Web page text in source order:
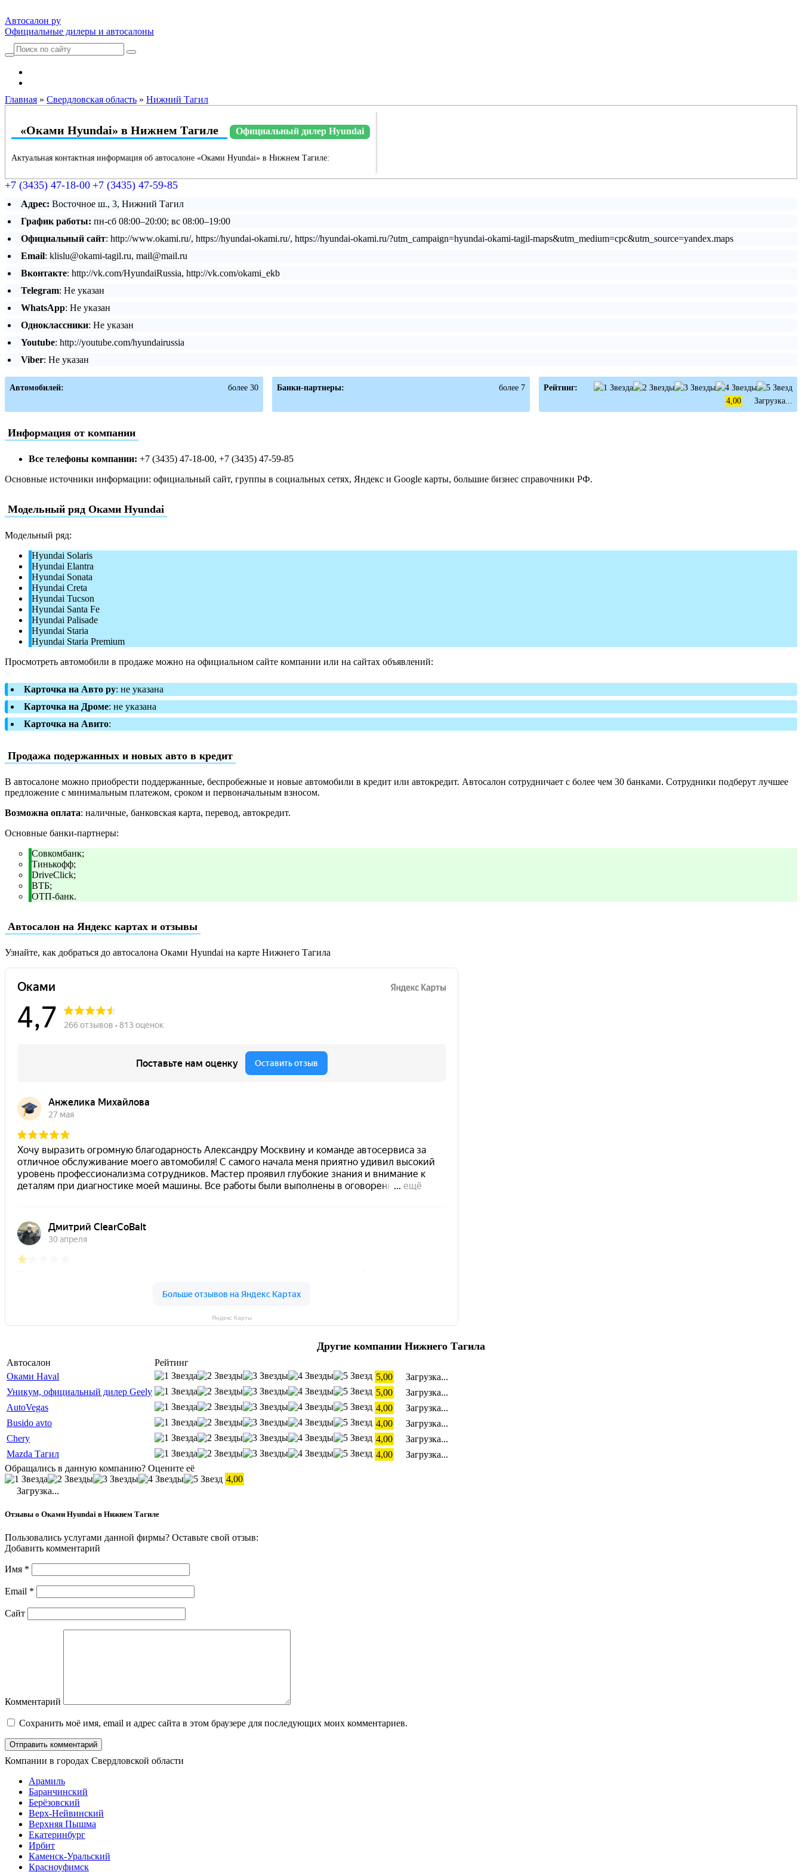
Автосалон ру
Официальные дилеры и автосалоны
Главная » Свердловская область » Нижний Тагил
«Оками Hyundai» в Нижнем Тагиле Официальный дилер Hyundai
Актуальная контактная информация об автосалоне «Оками Hyundai» в Нижнем Тагиле:
+7 (3435) 47-18-00 +7 (3435) 47-59-85
Адрес: Восточное ш., 3, Нижний Тагил
График работы: пн-сб 08:00–20:00; вс 08:00–19:00
Официальный сайт: http://www.okami.ru/, https://hyundai-okami.ru/, https://hyundai-okami.ru/?utm_campaign=hyundai-okami-tagil-maps&utm_medium=cpc&utm_source=yandex.maps
Email: klislu@okami-tagil.ru, mail@mail.ru
Вконтакте: http://vk.com/HyundaiRussia, http://vk.com/okami_ekb
Telegram: Не указан
WhatsApp: Не указан
Одноклассники: Не указан
Youtube: http://youtube.com/hyundairussia
Viber: Не указан
Автомобилей: более 30 Банки-партнеры: более 7
Рейтинг:
4,00
Загрузка...
Информация от компании
Все телефоны компании: +7 (3435) 47-18-00, +7 (3435) 47-59-85
Основные источники информации: официальный сайт, группы в социальных сетях, Яндекс и Google карты, большие бизнес справочники РФ.
Модельный ряд Оками Hyundai
Модельный ряд:
Hyundai Solaris
Hyundai Elantra
Hyundai Sonata
Hyundai Creta
Hyundai Tucson
Hyundai Santa Fe
Hyundai Palisade
Hyundai Staria
Hyundai Staria Premium
Просмотреть автомобили в продаже можно на официальном сайте компании или на сайтах объявлений:
Карточка на Авто ру: не указана
Карточка на Дроме: не указана
Карточка на Авито:
Продажа подержанных и новых авто в кредит
В автосалоне можно приобрести поддержанные, беспробежные и новые автомобили в кредит или автокредит. Автосалон сотрудничает с более чем 30 банками. Сотрудники подберут лучшее
предложение с минимальным платежом, сроком и первоначальным взносом.
Возможна оплата: наличные, банковская карта, перевод, автокредит.
Основные банки-партнеры:
Совкомбанк;
Тинькофф;
DriveClick;
ВТБ;
ОТП-банк.
Автосалон на Яндекс картах и отзывы
Узнайте, как добраться до автосалона Оками Hyundai на карте Нижнего Тагила
Яндекс Карты
Другие компании Нижнего Тагила
Автосалон
Рейтинг
Оками Haval
5,00
Загрузка...
Уникум, официальный дилер Geely
5,00
Загрузка...
AutoVegas
4,00
Загрузка...
Busido avto
4,00
Загрузка...
Chery
4,00
Загрузка...
Mazda Тагил
4,00
Загрузка...
Обращались в данную компанию? Оцените её
4,00
Загрузка...
Отзывы о Оками Hyundai в Нижнем Тагиле
Пользовались услугами данной фирмы? Оставьте свой отзыв:
Добавить комментарий
Имя *
Email *
Сайт
Комментарий
Сохранить моё имя, email и адрес сайта в этом браузере для последующих моих комментариев.
Компании в городах Свердловской области
Арамиль
Баранчинский
Берёзовский
Верх-Нейвинский
Верхняя Пышма
Екатеринбург
Ирбит
Каменск-Уральский
Красноуфимск